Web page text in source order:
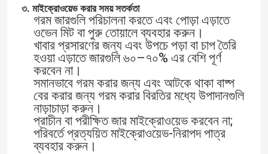
৩. মাইক্রোওয়েভ করার সময় সতর্কতা
গরম জারগুলি পরিচালনা করতে এবং পোড়া এড়াতে
ওভেন মিট বা পুরু তোয়ালে ব্যবহার করুন।
খাবার প্রসারণের জন্য এবং উপচে পড়া বা চাপ তৈরি
হওয়া এড়াতে জারগুলি ৬০–৭০% এর বেশি পূর্ণ
করবেন না।
সমানভাবে গরম করার জন্য এবং আটকে থাকা বাষ্প
বের করার জন্য গরম করার বিরতির মধ্যে উপাদানগুলি
নাড়াচাড়া করুন।
প্রাচীন বা পরীক্ষিত জার মাইক্রোওয়েভ করবেন না;
পরিবর্তে প্রত্যয়িত মাইক্রোওয়েভ-নিরাপদ পাত্র
ব্যবহার করুন।